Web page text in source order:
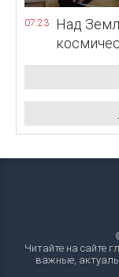
07:23
Над
Читайте на сайте
важные,